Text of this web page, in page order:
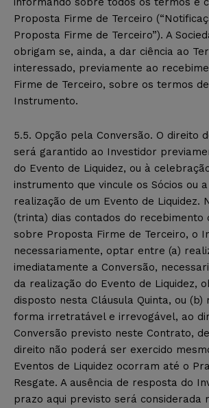
Proposta Firme de Terceiro
Proposta Firme de Terceiro”). A
obrigam se, ainda, a dar ciência ao
interessado, previamente ao
Firme de Terceiro, sobre os termos
Instrumento.
5.5. Opção pela Conversão. O direito
será garantido ao Investidor
do Evento de Liquidez, ou à
instrumento que vincule os Sócios ou a
realização de um Evento de Liquidez.
(trinta) dias contados do recebimento
sobre Proposta Firme de Terceiro, o
necessariamente, optar entre (a)
imediatamente a Conversão,
da realização do Evento de Liquidez,
disposto nesta Cláusula Quinta, ou (b)
forma irretratável e irrevogável, ao
Conversão previsto neste Contrato,
direito não poderá ser exercido
Eventos de Liquidez ocorram até o
Resgate. A ausência de resposta do
prazo aqui previsto será considerada